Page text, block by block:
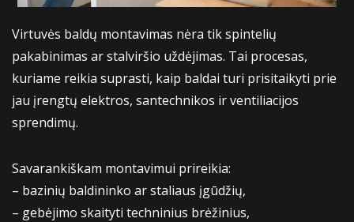
Virtuvės baldų montavimas nėra tik spintelių
pakabinimas ar stalviršio uždėjimas. Tai procesas,
kuriame reikia suprasti, kaip baldai turi prisitaikyti prie
jau įrengtų elektros, santechnikos ir ventiliacijos
sprendimų.
Savarankiškam montavimui prireikia:
– bazinių baldininko ar staliaus įgūdžių,
– gebėjimo skaityti techninius brėžinius,